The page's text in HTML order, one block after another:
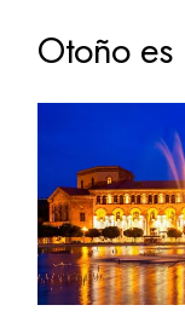
Otoño